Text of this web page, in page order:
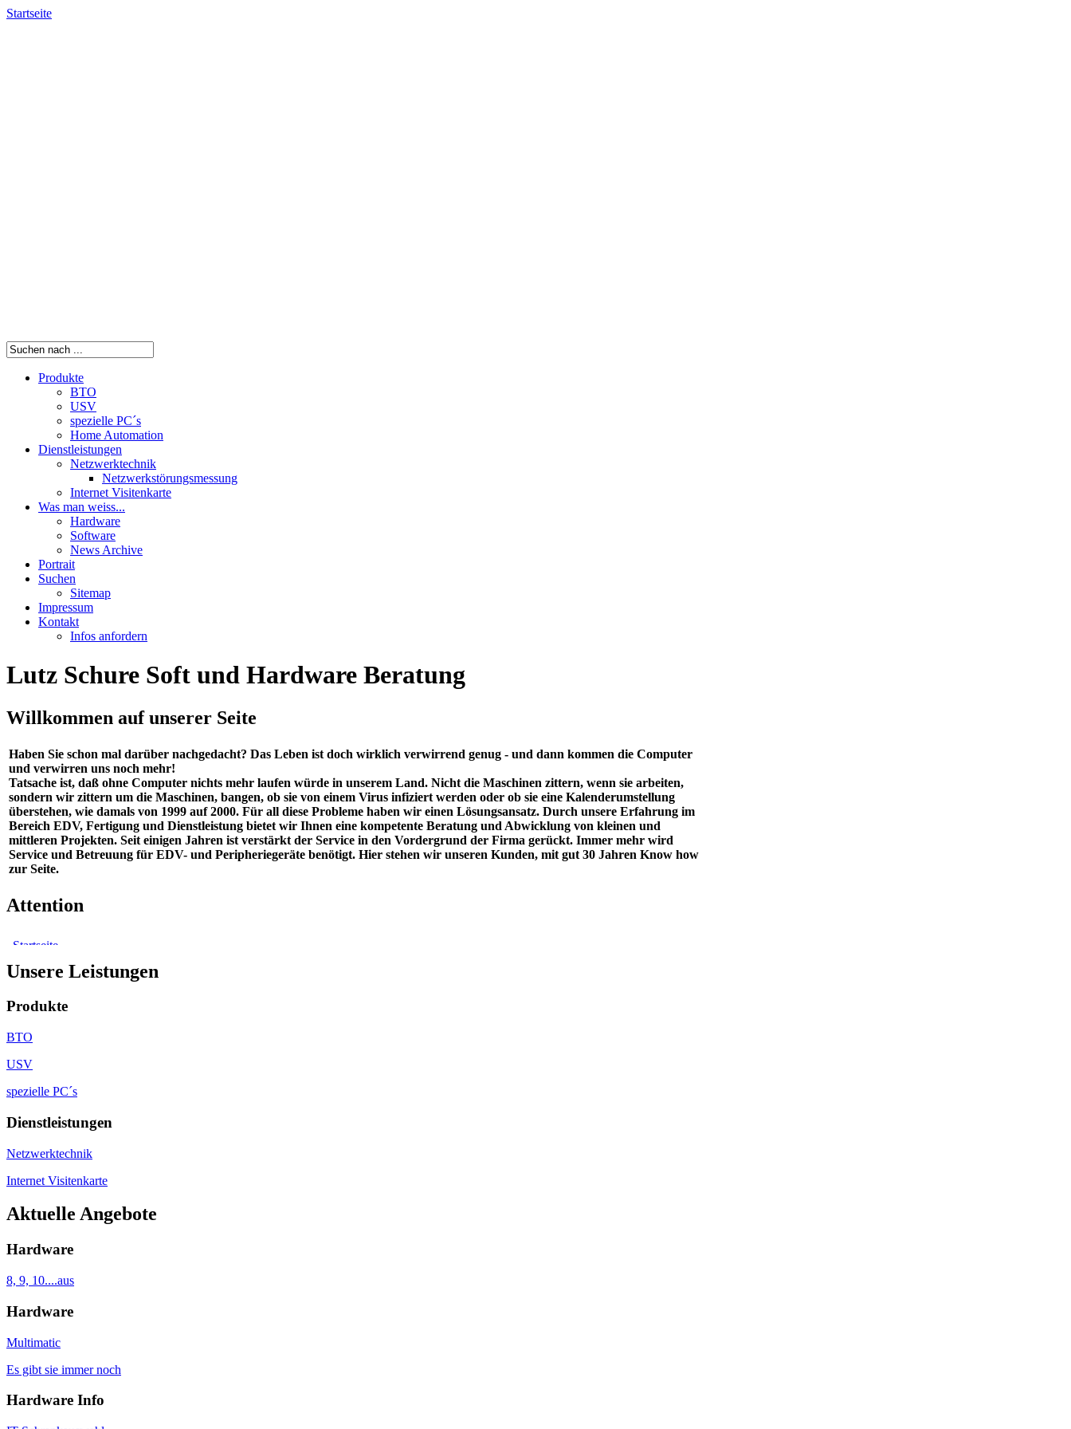
Startseite
Produkte
BTO
USV
spezielle PC´s
Home Automation
Dienstleistungen
Netzwerktechnik
Netzwerkstörungsmessung
Internet Visitenkarte
Was man weiss...
Hardware
Software
News Archive
Portrait
Suchen
Sitemap
Impressum
Kontakt
Infos anfordern
Lutz Schure Soft und Hardware Beratung
Willkommen auf unserer Seite
Haben Sie schon mal darüber nachgedacht? Das Leben ist doch wirklich verwirrend genug - und dann kommen die Computer
und verwirren uns noch mehr!
Tatsache ist, daß ohne Computer nichts mehr laufen würde in unserem Land. Nicht die Maschinen zittern, wenn sie arbeiten,
sondern wir zittern um die Maschinen, bangen, ob sie von einem Virus infiziert werden oder ob sie eine Kalenderumstellung
überstehen, wie damals von 1999 auf 2000. Für all diese Probleme haben wir einen Lösungsansatz. Durch unsere Erfahrung im
Bereich EDV, Fertigung und Dienstleistung bietet wir Ihnen eine kompetente Beratung und Abwicklung von kleinen und
mittleren Projekten. Seit einigen Jahren ist verstärkt der Service in den Vordergrund der Firma gerückt. Immer mehr wird
Service und Betreuung für EDV- und Peripheriegeräte benötigt. Hier stehen wir unseren Kunden, mit gut 30 Jahren Know how
zur Seite.
Attention
Unsere Leistungen
Produkte
BTO
USV
spezielle PC´s
Dienstleistungen
Netzwerktechnik
Internet Visitenkarte
Aktuelle Angebote
Hardware
8, 9, 10....aus
Hardware
Multimatic
Es gibt sie immer noch
Hardware Info